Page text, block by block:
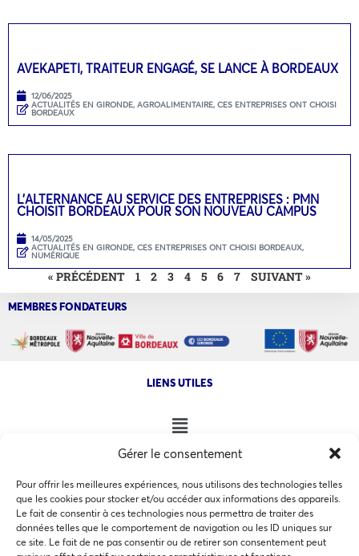
Gérer le consentement
Pour offrir les meilleures expériences, nous utilisons des technologies telles
que les cookies pour stocker et/ou accéder aux informations des appareils.
Le fait de consentir à ces technologies nous permettra de traiter des
données telles que le comportement de navigation ou les ID uniques sur
ce site. Le fait de ne pas consentir ou de retirer son consentement peut
Ce site utilise des cookies pour les statistiques et pour
AVEKAPETI, TRAITEUR ENGAGÉ, SE LANCE À BORDEAUX
12/06/2025
ACTUALITÉS EN GIRONDE, AGROALIMENTAIRE, CES ENTREPRISES ONT CHOISI
BORDEAUX
L’ALTERNANCE AU SERVICE DES ENTREPRISES : PMN
CHOISIT BORDEAUX POUR SON NOUVEAU CAMPUS
14/05/2025
ACTUALITÉS EN GIRONDE, CES ENTREPRISES ONT CHOISI BORDEAUX,
NUMÉRIQUE
« PRÉCÉDENT 1 2 3 4 5 6 7 SUIVANT »
MEMBRES FONDATEURS
LIENS UTILES
NOS AUTRES SITES